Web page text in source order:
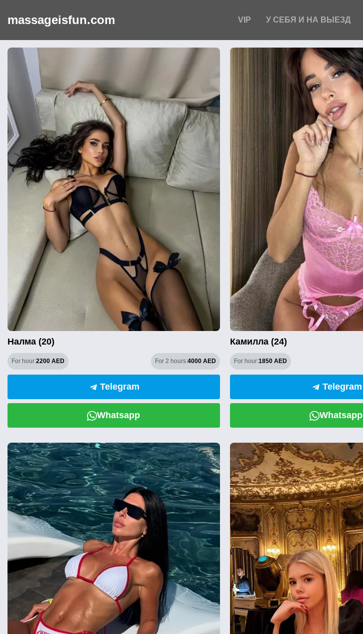
massageisfun.com VIP У СЕБЯ И НА ВЫЕЗД
Налма (20)
For hour:2200 AED For 2 hours:4000 AED
Telegram
Whatsapp
Камилла (24)
For hour:1850 AED
Telegram
Whatsapp